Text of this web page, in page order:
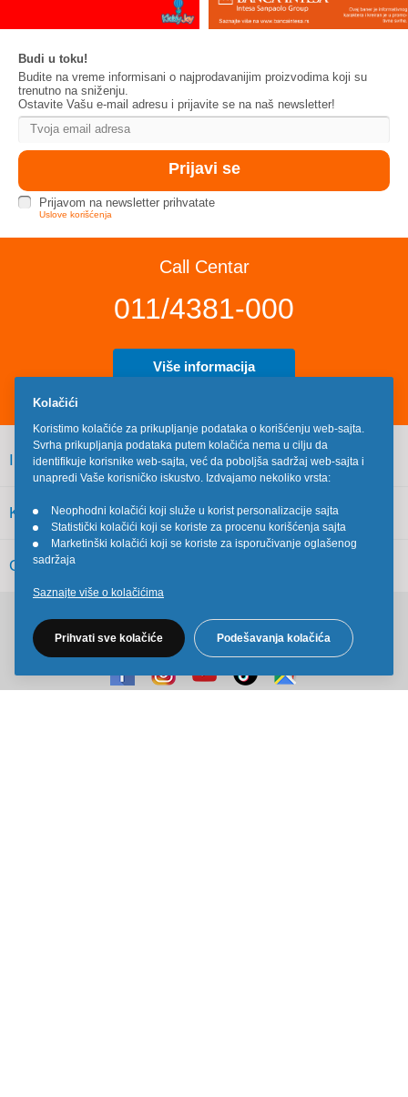
Budi u toku!
Budite na vreme informisani o najprodavanijim proizvodima koji su
trenutno na sniženju.
Ostavite Vašu e-mail adresu i prijavite se na naš newsletter!
Prijavom na newsletter prihvatate
Uslove korišćenja
Call Centar
011/4381-000
Više informacija
INFORMACIJE
KORISNIČKI SERVIS
OSTALO
Kolačići
Koristimo kolačiće za prikupljanje podataka o korišćenju web-sajta.
Svrha prikupljanja podataka putem kolačića nema u cilju da
identifikuje korisnike web-sajta, već da poboljša sadržaj web-sajta i
unapredi Vaše korisničko iskustvo. Izdvajamo nekoliko vrsta:
•
Neophodni kolačići koji služe u korist personalizacije sajta
•
Statistički kolačići koji se koriste za procenu korišćenja sajta
•
Marketinški kolačići koji se koriste za isporučivanje oglašenog
sadržaja
Saznajte više o kolačićima
Prihvati sve kolačiće Podešavanja kolačića
Pratite nas na društvenim mrežama